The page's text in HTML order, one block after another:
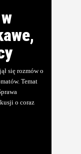
się rozmów o
Temat
o coraz